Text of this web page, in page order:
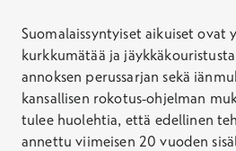
Varaa aika
Hepatiitti B -rokotus, aikuinen
Rokotussuojan saaminen
rokotuskäyntiä. Hinta kattaa
Suomalaissyntyiset aikuiset ovat
kurkkumätää ja
annoksen perussarjan sekä
kansallisen rokotus-ohjelman
tulee huolehtia, että edellinen
annettu viimeisen 20 vuoden